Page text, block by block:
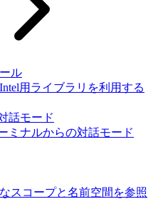
ル
用ライブラリを利用する
話モード
ミナルからの対話モード
スコープと名前空間を参照